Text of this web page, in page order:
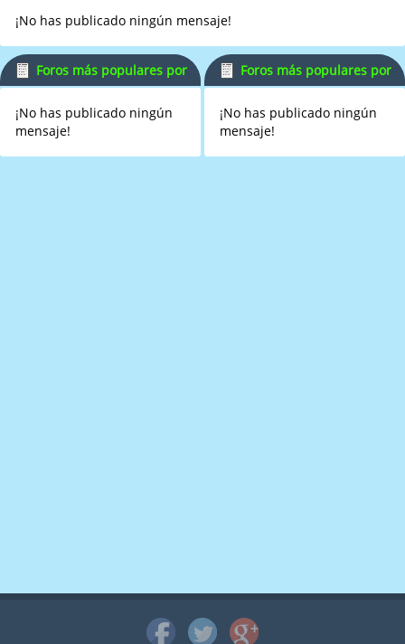
¡No has publicado ningún mensaje!
Foros más populares por
¡No has publicado ningún
mensaje!
Foros más populares por
¡No has publicado ningún
mensaje!